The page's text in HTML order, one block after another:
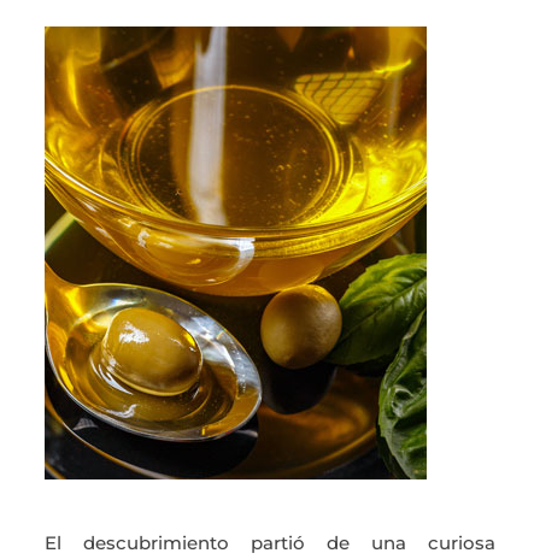
El descubrimiento partió de una curiosa